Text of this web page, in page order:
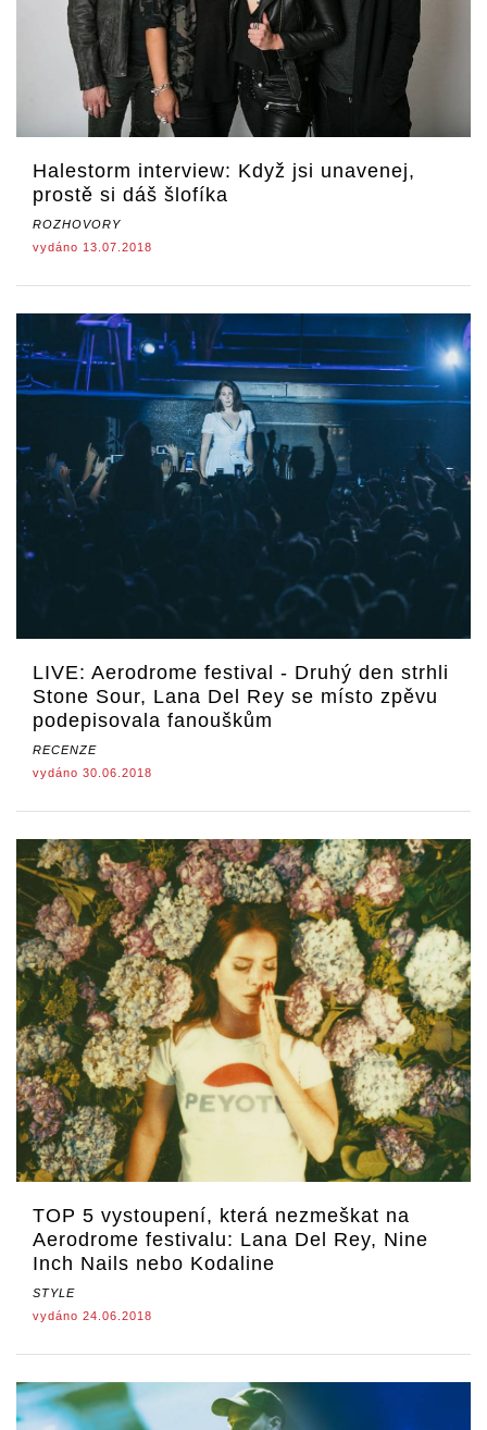
Halestorm interview: Když jsi unavenej,
prostě si dáš šlofíka
ROZHOVORY
vydáno 13.07.2018
LIVE: Aerodrome festival - Druhý den strhli
Stone Sour, Lana Del Rey se místo zpěvu
podepisovala fanouškům
RECENZE
vydáno 30.06.2018
TOP 5 vystoupení, která nezmeškat na
Aerodrome festivalu: Lana Del Rey, Nine
Inch Nails nebo Kodaline
STYLE
vydáno 24.06.2018